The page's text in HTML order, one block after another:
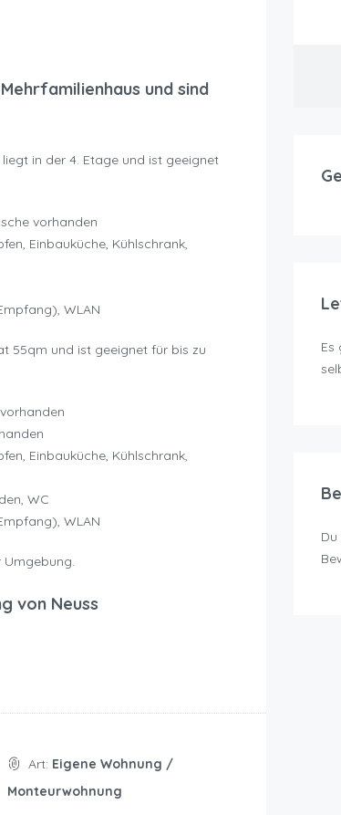
und sind
in der 4. Etage und ist geeignet
vorhanden
Einbauküche, Kühlschrank,
WLAN
55qm und ist geeignet für bis zu
Einbauküche, Kühlschrank,
WC
WLAN
von Neuss
Art: Eigene Wohnung /
Monteurwohnung
Es